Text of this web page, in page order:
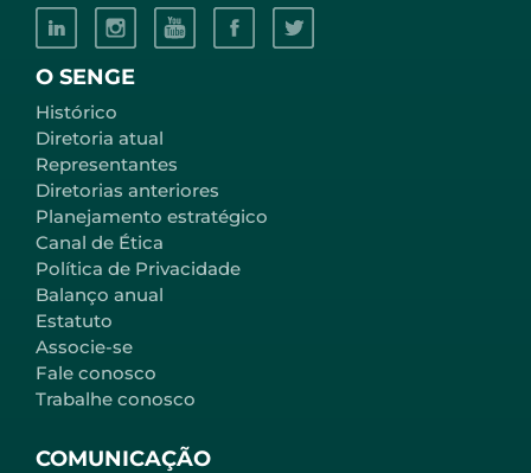
O SENGE
Histórico
Diretoria atual
Representantes
Diretorias anteriores
Planejamento estratégico
Canal de Ética
Política de Privacidade
Balanço anual
Estatuto
Associe-se
Fale conosco
Trabalhe conosco
COMUNICAÇÃO